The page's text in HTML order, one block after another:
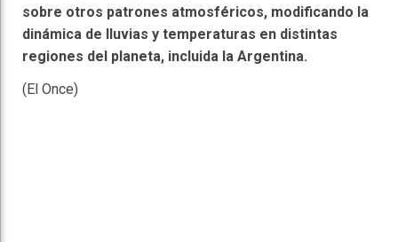
sobre otros patrones atmosféricos, modificando la
dinámica de lluvias y temperaturas en distintas
regiones del planeta, incluida la Argentina.
(El Once)